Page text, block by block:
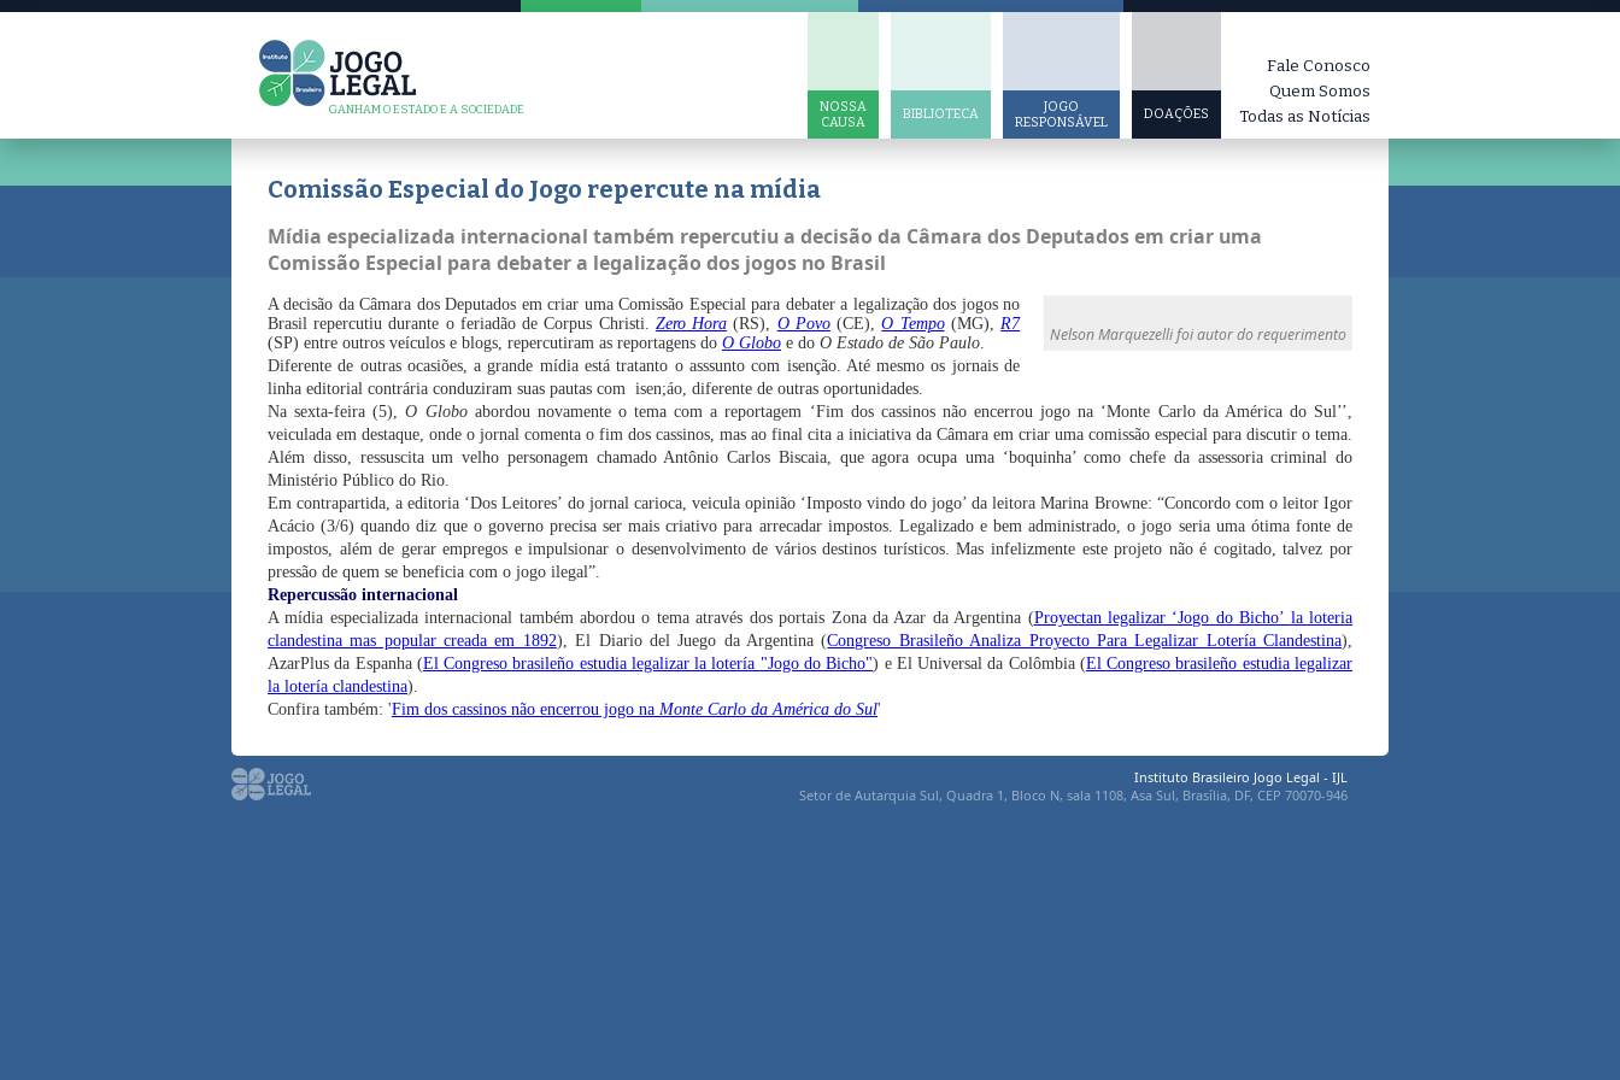
Fale Conosco
Quem Somos
Todas as Notícias
DOAÇÕES
JOGO
RESPONSÁVEL
BIBLIOTECA
NOSSA
CAUSA
GANHAM O ESTADO E A SOCIEDADE
Comissão Especial do Jogo repercute na mídia
Mídia especializada internacional também repercutiu a decisão da Câmara dos Deputados em criar uma
Comissão Especial para debater a legalização dos jogos no Brasil
Nelson Marquezelli foi autor do requerimento
A decisão da Câmara dos Deputados em criar uma Comissão Especial para debater a legalização dos jogos no
Brasil repercutiu durante o feriadão de Corpus Christi. Zero Hora (RS), O Povo(CE),O Tempo(MG), R7
(SP) entre outros veículos e blogs, repercutiram as reportagens do O Globo e do O Estado de São Paulo
Diferente de outras ocasiões, a grande mídia está tratanto o asssunto com isenção. Até mesmo os jornais de
linha editorial contrária conduziram suas pautas com isen;áo, diferente de outras oportunidades.
Na sexta-feira (5),O Globoabordou novamente o tema com a reportagem ‘Fim dos cassinos não encerrou jogo na ‘Monte Carlo da América do Sul’’,
veiculada em destaque, onde o jornal comenta o fim dos cassinos, mas ao final cita a iniciativa da Câmara em criar uma comissão especial para discutir o tema.
Além disso, ressuscita um velho personagem chamado Antônio Carlos Biscaia, que agora ocupa uma ‘boquinha’ como chefe da assessoria criminal do
Ministério Público do Rio.
Em contrapartida, a editoria ‘Dos Leitores’ do jornal carioca, veicula opinião ‘Imposto vindo do jogo’ da leitora Marina Browne: “Concordo com o leitor Igor
Acácio (3/6) quando diz que o governo precisa ser mais criativo para arrecadar impostos. Legalizado e bem administrado, o jogo seria uma ótima fonte de
impostos, além de gerar empregos e impulsionar o desenvolvimento de vários destinos turísticos. Mas infelizmente este projeto não é cogitado, talvez por
pressão de quem se beneficia com o jogo ilegal”.
Repercussão internacional
A mídia especializada internacional também abordou o tema através dos portais Zona da Azar da Argentina (Proyectan legalizar ‘Jogo do Bicho’ la loteria
clandestina mas popular creada em 1892), El Diario del Juego da Argentina (Congreso Brasileño Analiza Proyecto Para Legalizar Lotería Clandestina),
AzarPlus da Espanha (El Congreso brasileño estudia legalizar la lotería "Jogo do Bicho") e El Universal da Colômbia (El Congreso brasileño estudia legalizar
la lotería clandestina).
Confira também: 'Fim dos cassinos não encerrou jogo na Monte Carlo da América do Sul'
Instituto Brasileiro Jogo Legal - IJL
Setor de Autarquia Sul, Quadra 1, Bloco N, sala 1108, Asa Sul, Brasília, DF, CEP 70070-946